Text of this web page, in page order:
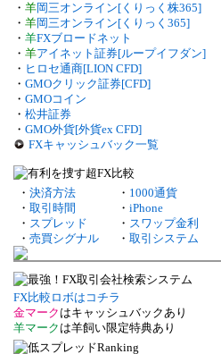
・ 羊岡三オンライン[くりっく株365]
・ 羊岡三オンライン[くりっく365]
・ 羊FXブロードネット
・ 羊アイネット証券[ループイフダン]
・ ヒロセ通商[LION CFD]
・ GMOクリック証券[CFD]
・ GMOコイン
・ 松井証券
・ GMO外貨[外貨ex CFD]
FXキャッシュバック一覧
・ 決済方法 ・ 1000通貨
・ 取引時間 ・ iPhone
・ スプレッド ・ スワップ金利
・ 売買シグナル ・ 取引システム
FX比較ロボはコチラ
金マーク はキャッシュバックあり
羊マーク は羊飼い限定特典あり